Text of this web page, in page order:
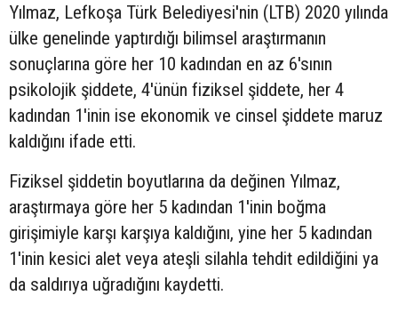
Yılmaz, Lefkoşa Türk Belediyesi'nin (LTB) 2020 yılında
ülke genelinde yaptırdığı bilimsel araştırmanın
sonuçlarına göre her 10 kadından en az 6'sının
psikolojik şiddete, 4'ünün fiziksel şiddete, her 4
kadından 1'inin ise ekonomik ve cinsel şiddete maruz
kaldığını ifade etti.
Fiziksel şiddetin boyutlarına da değinen Yılmaz,
araştırmaya göre her 5 kadından 1'inin boğma
girişimiyle karşı karşıya kaldığını, yine her 5 kadından
1'inin kesici alet veya ateşli silahla tehdit edildiğini ya
da saldırıya uğradığını kaydetti.